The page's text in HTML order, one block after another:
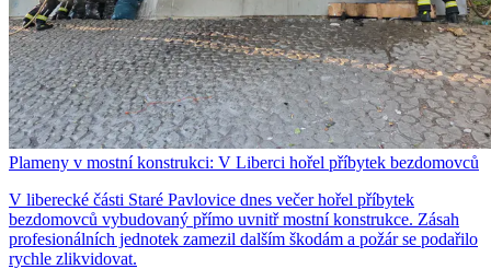
Plameny v mostní konstrukci: V Liberci hořel příbytek bezdomovců
V liberecké části Staré Pavlovice dnes večer hořel příbytek
bezdomovců vybudovaný přímo uvnitř mostní konstrukce. Zásah
profesionálních jednotek zamezil dalším škodám a požár se podařilo
rychle zlikvidovat.